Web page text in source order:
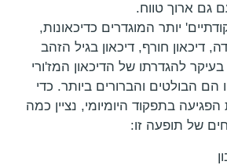
גם ארוך טווח.
יותר המוגדרים כדיכאונות,
דיכאון חורף, דיכאון בגיל הזהב
להגדרתו של הדיכאון המז'ורי
הם הבולטים והברורים ביותר. כדי
בתפקוד היומיומי, נציין כמה
של תופעה זו: